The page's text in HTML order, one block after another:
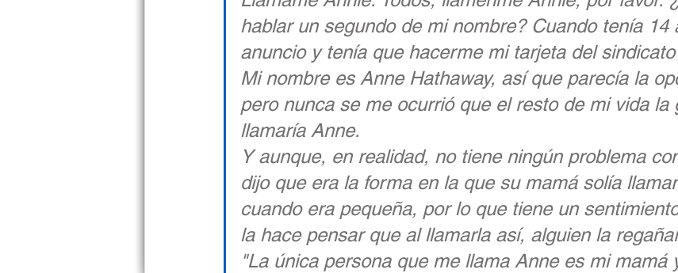
hablar un segundo de mi nombre? Cuando tenía 14
anuncio y tenía que hacerme mi tarjeta del
Mi nombre es Anne Hathaway, así que parecía la
pero nunca se me ocurrió que el resto de mi vida la
llamaría Anne.
Y aunque, en realidad, no tiene ningún problema
dijo que era la forma en la que su mamá solía
cuando era pequeña, por lo que tiene un
la hace pensar que al llamarla así, alguien la
"La única persona que me llama Anne es mi mamá